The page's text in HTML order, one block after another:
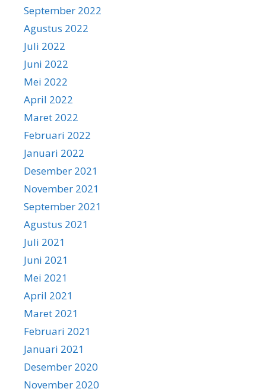
September 2022
Agustus 2022
Juli 2022
Juni 2022
Mei 2022
April 2022
Maret 2022
Februari 2022
Januari 2022
Desember 2021
November 2021
September 2021
Agustus 2021
Juli 2021
Juni 2021
Mei 2021
April 2021
Maret 2021
Februari 2021
Januari 2021
Desember 2020
November 2020